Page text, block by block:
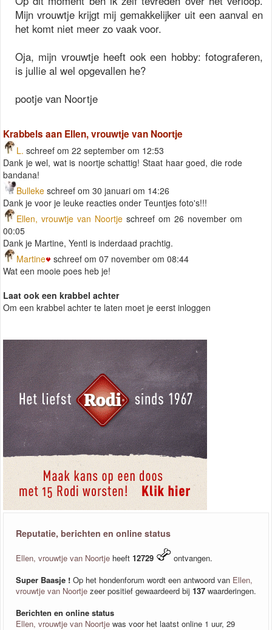
Mijn vrouwtje krijgt mij gemakkelijker uit een aanval en
het komt niet meer zo vaak voor.
Oja, mijn vrouwtje heeft ook een hobby: fotograferen,
is jullie al wel opgevallen he?
pootje van Noortje
Krabbels aan Ellen, vrouwtje van Noortje
L. schreef om 22 september om 12:53
Dank je wel, wat is noortje schattig! Staat haar goed, die rode
bandana!
Bulleke schreef om 30 januari om 14:26
Dank je voor je leuke reacties onder Teuntjes foto's!!!
Ellen, vrouwtje van Noortje schreef om 26 november om
00:05
Dank je Martine, Yentl is inderdaad prachtig.
Martine
schreef om 07 november om 08:44
Wat een mooie poes heb je!
Laat ook een krabbel achter
Om een krabbel achter te laten moet je eerst inloggen
Reputatie, berichten en online status
Ellen, vrouwtje van Noortje heeft 12729
ontvangen.
Super Baasje ! Op het hondenforum wordt een antwoord van Ellen,
vrouwtje van Noortje zeer positief gewaardeerd bij 137 waarderingen.
Berichten en online status
Ellen, vrouwtje van Noortje was voor het laatst online 1 uur, 29